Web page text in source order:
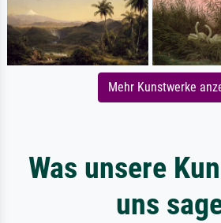
Mehr Kunstwerke
Was unsere
uns